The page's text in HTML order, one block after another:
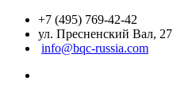
+7 (495) 769-42-42
ул. Пресненский Вал, 27
info@bqc-russia.com